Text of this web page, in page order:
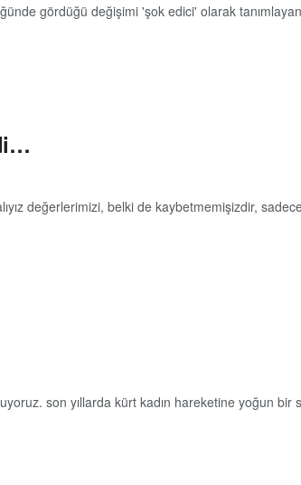
gördüğü değişimi 'şok edici' olarak
değerlerimizi, belki de kaybetmemişizdir,
son yıllarda kürt kadın hareketine yoğun bir